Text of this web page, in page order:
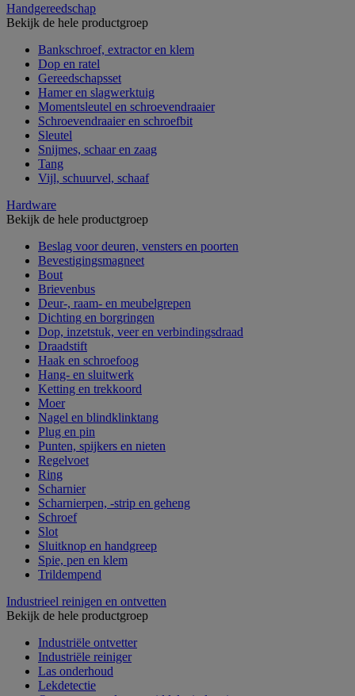
Handgereedschap
Bekijk de hele productgroep
Bankschroef, extractor en klem
Dop en ratel
Gereedschapsset
Hamer en slagwerktuig
Momentsleutel en schroevendraaier
Schroevendraaier en schroefbit
Sleutel
Snijmes, schaar en zaag
Tang
Vijl, schuurvel, schaaf
Hardware
Bekijk de hele productgroep
Beslag voor deuren, vensters en poorten
Bevestigingsmagneet
Bout
Brievenbus
Deur-, raam- en meubelgrepen
Dichting en borgringen
Dop, inzetstuk, veer en verbindingsdraad
Draadstift
Haak en schroefoog
Hang- en sluitwerk
Ketting en trekkoord
Moer
Nagel en blindklinktang
Plug en pin
Punten, spijkers en nieten
Regelvoet
Ring
Scharnier
Scharnierpen, -strip en geheng
Schroef
Slot
Sluitknop en handgreep
Spie, pen en klem
Trildempend
Industrieel reinigen en ontvetten
Bekijk de hele productgroep
Industriële ontvetter
Industriële reiniger
Las onderhoud
Lekdetectie